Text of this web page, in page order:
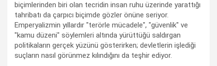
biçimlerinden biri olan tecridin insan ruhu üzerinde yarattığı
tahribatı da çarpıcı biçimde gözler önüne seriyor.
Emperyalizmin yıllardır "terörle mücadele", "güvenlik" ve
"kamu düzeni" söylemleri altında yürüttüğü saldırgan
politikaların gerçek yüzünü gösterirken; devletlerin işlediği
suçların nasıl görünmez kılındığını da teşhir ediyor.